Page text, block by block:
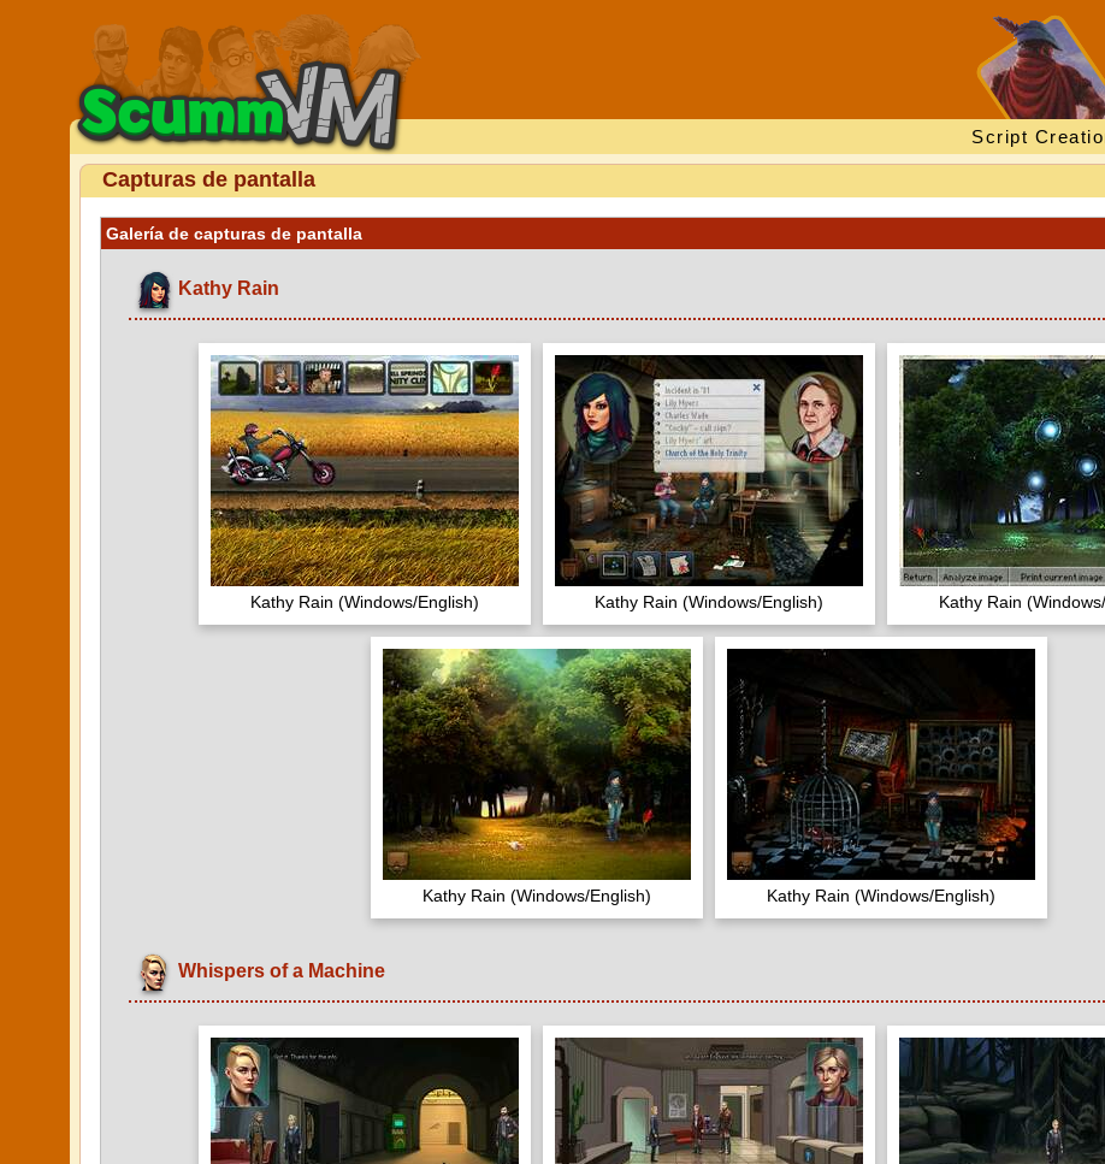
Script
Capturas de pantalla
Galería de capturas de pantalla
Kathy Rain
Kathy Rain (Windows/English) Kathy Rain (Windows/English) Kathy Rain
Kathy Rain (Windows/English) Kathy Rain (Windows/English)
Whispers of a Machine